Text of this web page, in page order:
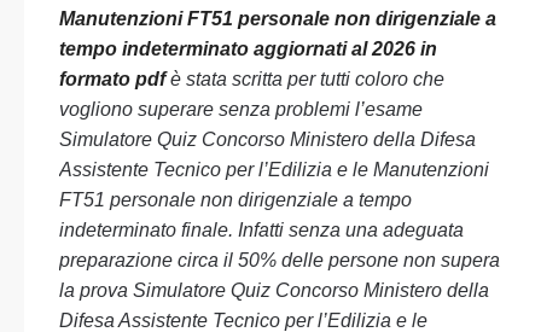
Manutenzioni FT51 personale non dirigenziale a
tempo indeterminato aggiornati al 2026 in
formato pdfè stata scritta per tutti coloro che
vogliono superare senza problemi l’esame
Simulatore Quiz Concorso Ministero della Difesa
Assistente Tecnico per l’Edilizia e le Manutenzioni
FT51 personale non dirigenziale a tempo
indeterminato finale. Infatti senza una adeguata
preparazione circa il 50% delle persone non supera
la prova Simulatore Quiz Concorso Ministero della
Difesa Assistente Tecnico per l’Edilizia e le